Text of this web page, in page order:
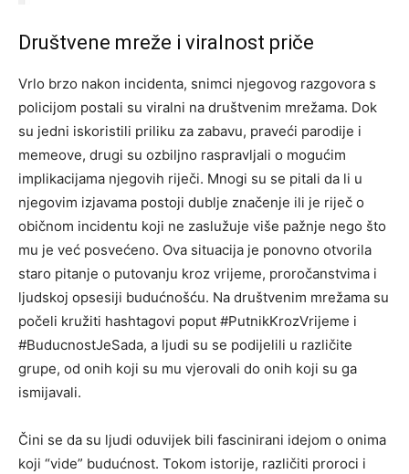
Društvene mreže i viralnost priče
Vrlo brzo nakon incidenta, snimci njegovog razgovora s
policijom postali su viralni na društvenim mrežama. Dok
su jedni iskoristili priliku za zabavu, praveći parodije i
memeove, drugi su ozbiljno raspravljali o mogućim
implikacijama njegovih riječi. Mnogi su se pitali da li u
njegovim izjavama postoji dublje značenje ili je riječ o
običnom incidentu koji ne zaslužuje više pažnje nego što
mu je već posvećeno. Ova situacija je ponovno otvorila
staro pitanje o putovanju kroz vrijeme, proročanstvima i
ljudskoj opsesiji budućnošću. Na društvenim mrežama su
počeli kružiti hashtagovi poput #PutnikKrozVrijeme i
#BuducnostJeSada, a ljudi su se podijelili u različite
grupe, od onih koji su mu vjerovali do onih koji su ga
ismijavali.
Čini se da su ljudi oduvijek bili fascinirani idejom o onima
koji “vide” budućnost. Tokom istorije, različiti proroci i